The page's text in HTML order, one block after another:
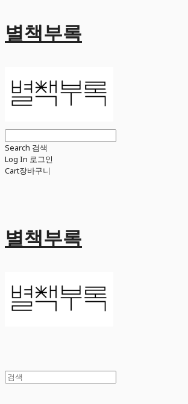
별책부록
Search 검색
Log In 로그인
Cart장바구니
별책부록